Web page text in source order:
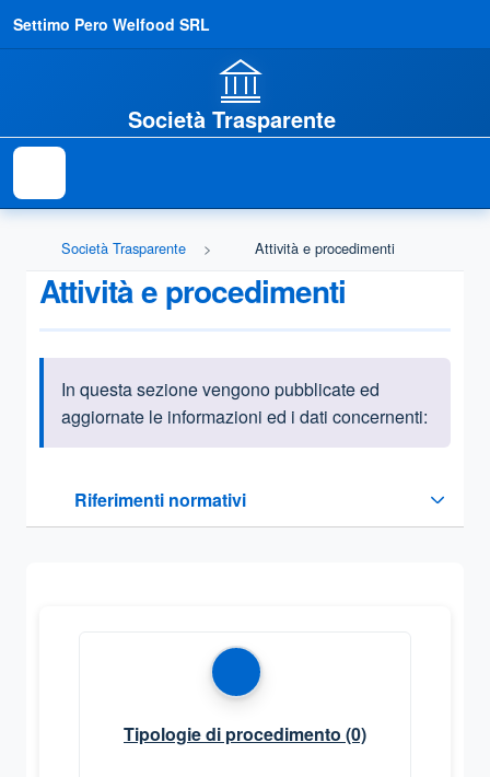
Settimo Pero Welfood SRL
Società Trasparente
Società Trasparente Attività e procedimenti
Attività e procedimenti
Informazioni introduttive
In questa sezione vengono pubblicate ed
aggiornate le informazioni ed i dati concernenti:
Riferimenti normativi
Sezione compressa
Tipologie di procedimento (0)